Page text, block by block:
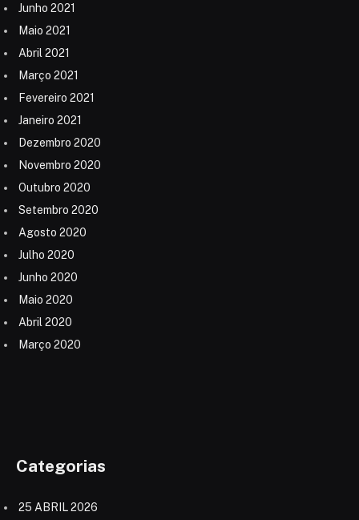
Junho 2021
Maio 2021
Abril 2021
Março 2021
Fevereiro 2021
Janeiro 2021
Dezembro 2020
Novembro 2020
Outubro 2020
Setembro 2020
Agosto 2020
Julho 2020
Junho 2020
Maio 2020
Abril 2020
Março 2020
Categorias
25 ABRIL 2026